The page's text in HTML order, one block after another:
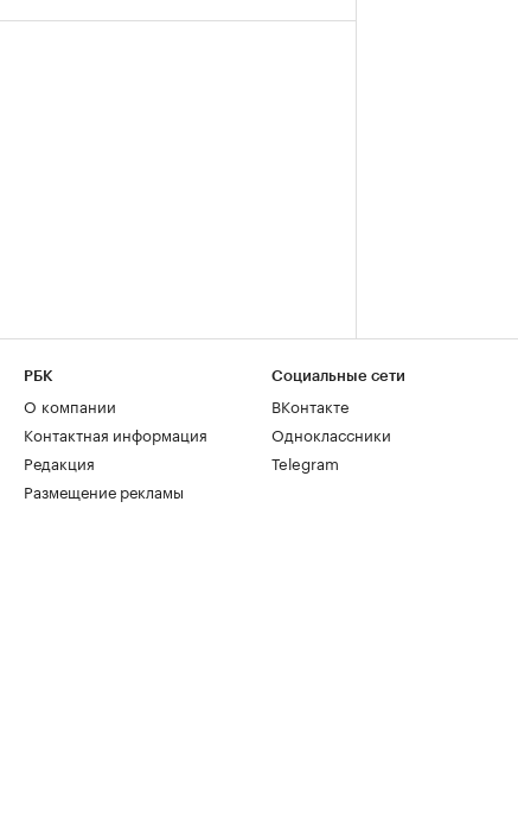
РБК
О компании
Контактная информация
Редакция
Размещение рекламы
Социальные сети
ВКонтакте
Одноклассники
Telegram